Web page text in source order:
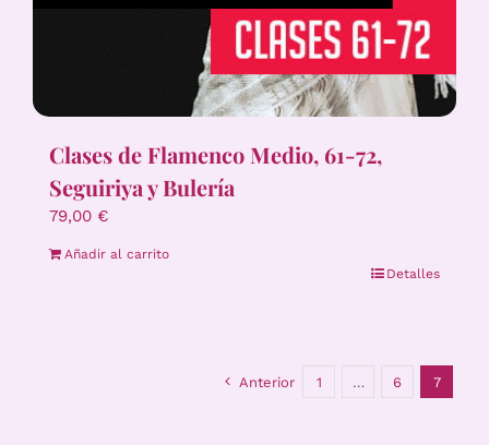
Clases de Flamenco Medio, 61-72,
Seguiriya y Bulería
79,00 €
Añadir al carrito
Detalles
Anterior 1 … 6 7